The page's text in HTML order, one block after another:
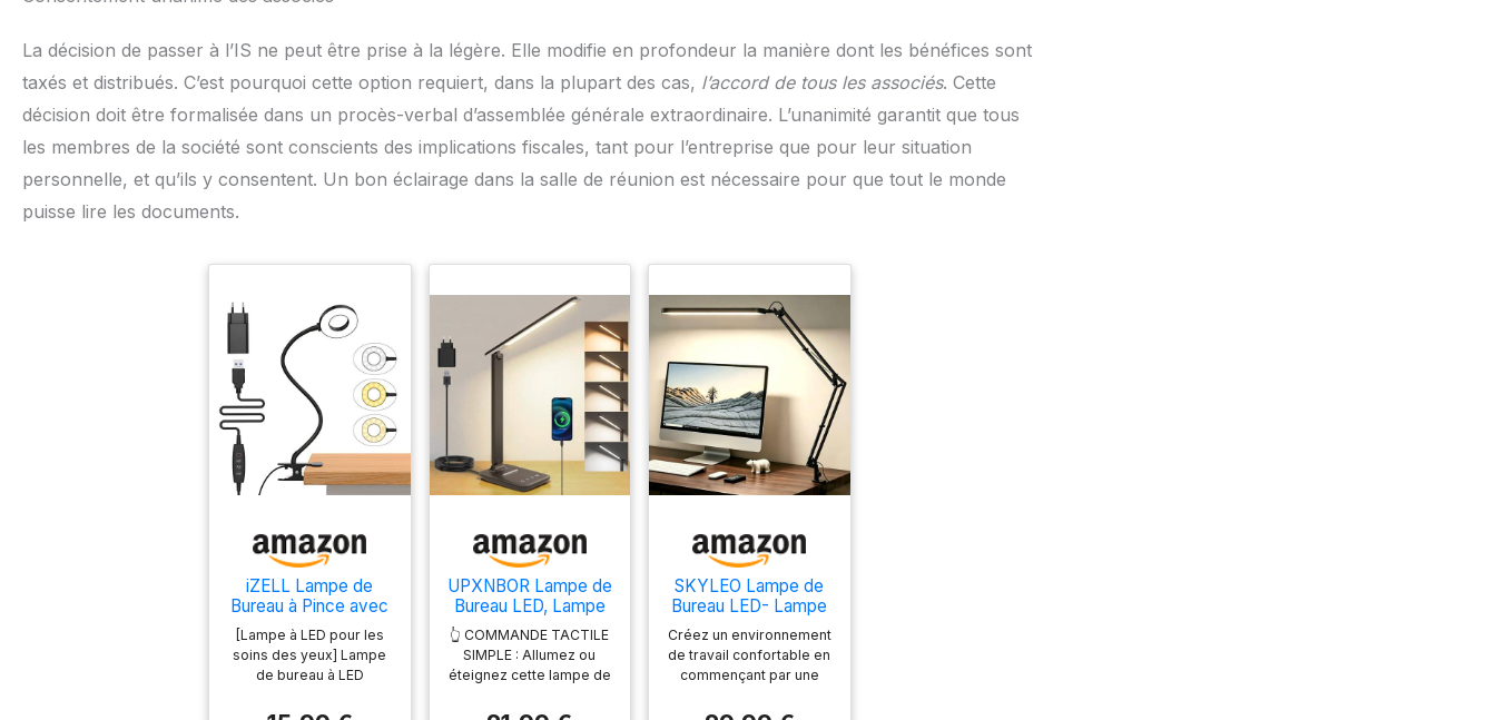
La décision de passer à l’IS ne peut être prise à la légère. Elle modifie en profondeur la manière dont les bénéfices sont
taxés et distribués. C’est pourquoi cette option requiert, dans la plupart des cas, l’accord de tous les associés. Cette
décision doit être formalisée dans un procès-verbal d’assemblée générale extraordinaire. L’unanimité garantit que tous
les membres de la société sont conscients des implications fiscales, tant pour l’entreprise que pour leur situation
personnelle, et qu’ils y consentent. Un bon éclairage dans la salle de réunion est nécessaire pour que tout le monde
puisse lire les documents.
iZELL Lampe de
Bureau à Pince avec
Adaptateur USB[3
Modes d’Éclairage
&10 Niveaux de
Luminosité] Flexible
[Lampe à LED pour les
soins des yeux] Lampe
de bureau à LED
d'énergie en moins par
UPXNBOR Lampe de
Bureau LED, Lampe
de Table pour
Lecture et Travail
👆 COMMANDE TACTILE
SIMPLE : Allumez ou
éteignez cette lampe de
appui, réglez la
SKYLEO Lampe de
Bureau LED- Lampe
Architecte 1300LM -
5 Modes de Couleur
X 11 Niveaux de
Luminosité - Bras
Créez un environnement
de travail confortable en
commençant par une
lampe de bureau LED